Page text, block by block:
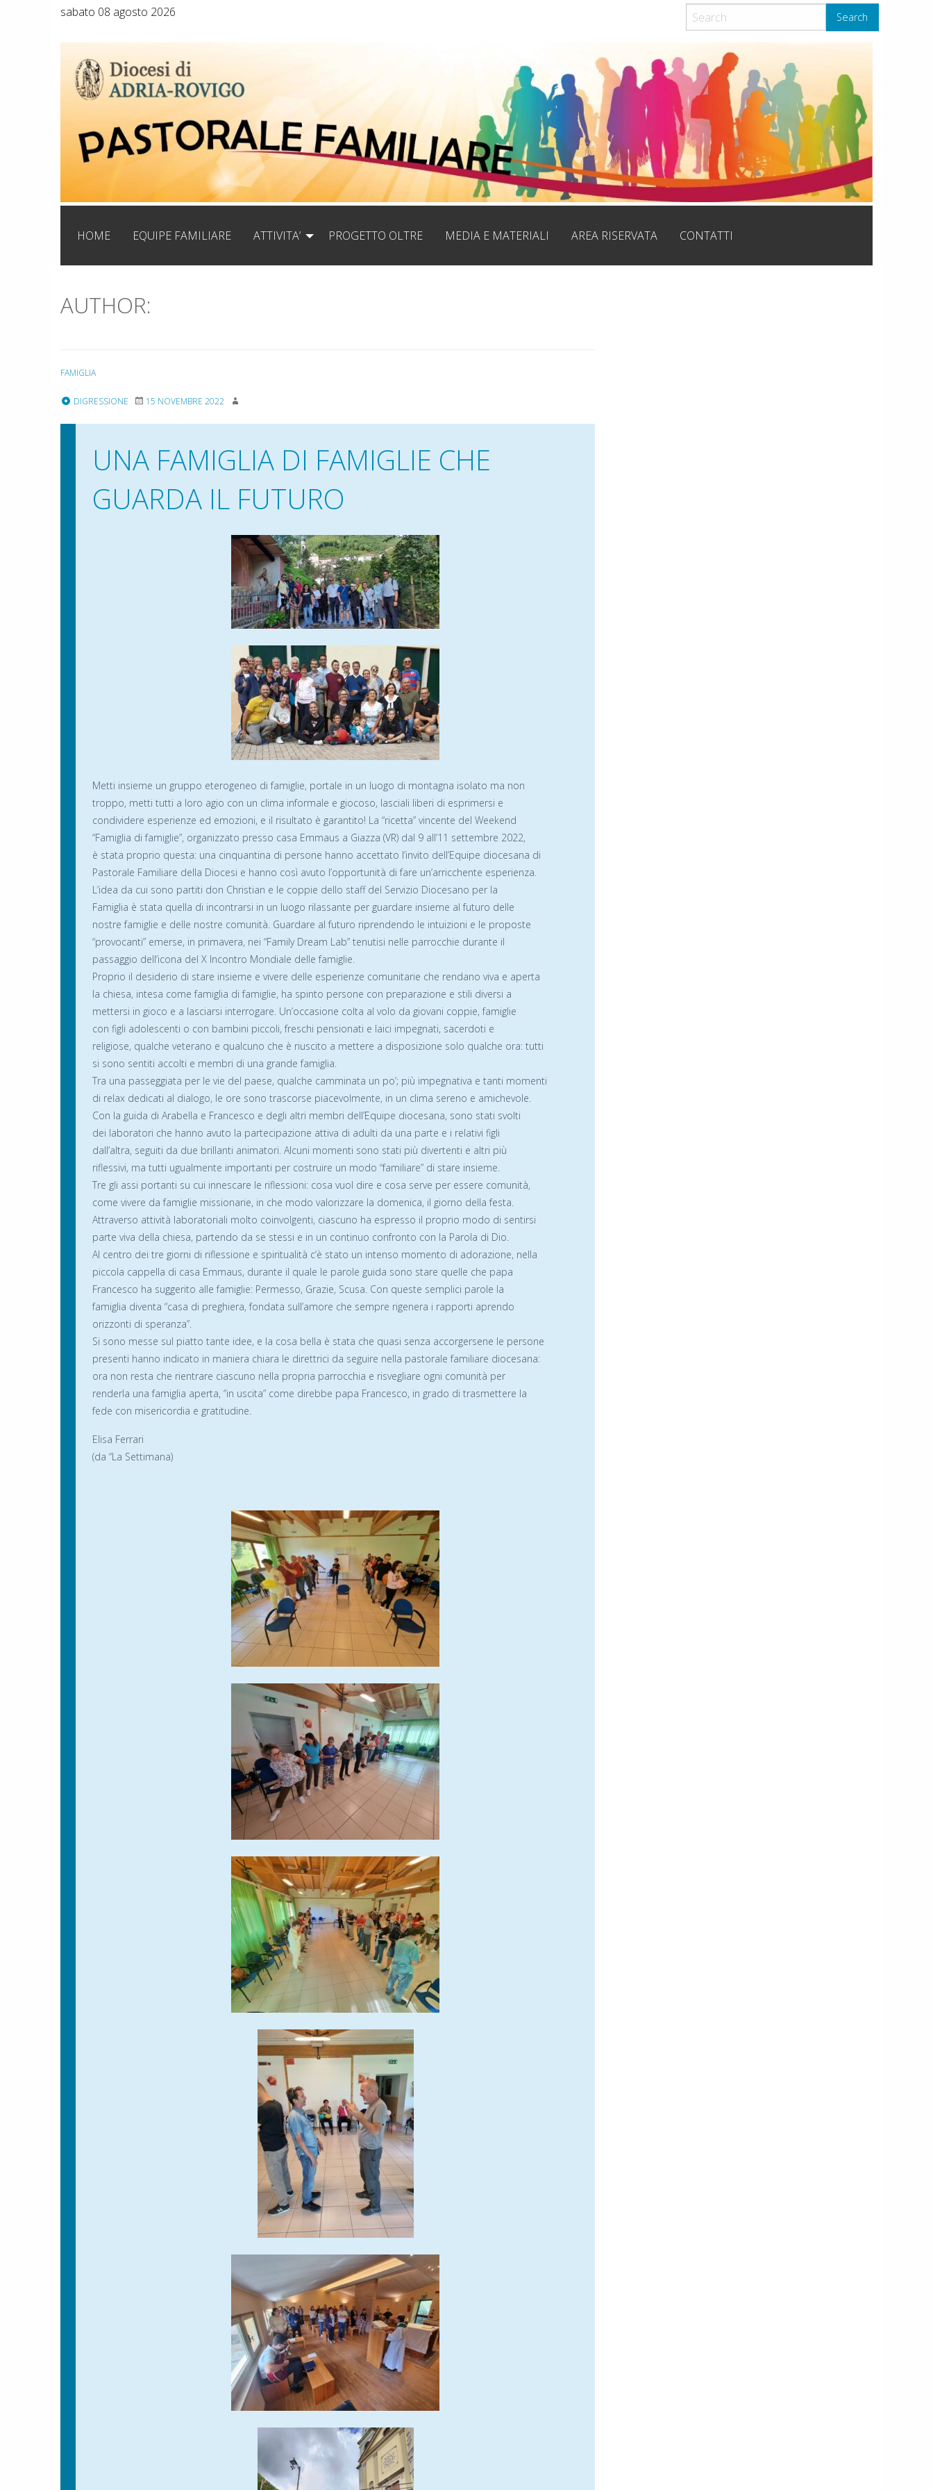
sabato 08 agosto 2026 Search
HOME EQUIPE FAMILIARE ATTIVITA’ PROGETTO OLTRE MEDIA E MATERIALI AREA RISERVATA CONTATTI
AUTHOR:
FAMIGLIA
DIGRESSIONE 15 NOVEMBRE 2022
UNA FAMIGLIA DI FAMIGLIE CHE
GUARDA IL FUTURO
Metti insieme un gruppo eterogeneo di famiglie, portale in un luogo di montagna isolato ma non
troppo, metti tutti a loro agio con un clima informale e giocoso, lasciali liberi di esprimersi e
condividere esperienze ed emozioni, e il risultato è garantito! La “ricetta” vincente del Weekend
“Famiglia di famiglie”, organizzato presso casa Emmaus a Giazza (VR) dal 9 all’11 settembre 2022,
è stata proprio questa: una cinquantina di persone hanno accettato l’invito dell’Equipe diocesana di
Pastorale Familiare della Diocesi e hanno così avuto l’opportunità di fare un’arricchente esperienza.
L’idea da cui sono partiti don Christian e le coppie dello staff del Servizio Diocesano per la
Famiglia è stata quella di incontrarsi in un luogo rilassante per guardare insieme al futuro delle
nostre famiglie e delle nostre comunità. Guardare al futuro riprendendo le intuizioni e le proposte
“provocanti” emerse, in primavera, nei “Family Dream Lab” tenutisi nelle parrocchie durante il
passaggio dell’icona del X Incontro Mondiale delle famiglie.
Proprio il desiderio di stare insieme e vivere delle esperienze comunitarie che rendano viva e aperta
la chiesa, intesa come famiglia di famiglie, ha spinto persone con preparazione e stili diversi a
mettersi in gioco e a lasciarsi interrogare. Un’occasione colta al volo da giovani coppie, famiglie
con figli adolescenti o con bambini piccoli, freschi pensionati e laici impegnati, sacerdoti e
religiose, qualche veterano e qualcuno che è riuscito a mettere a disposizione solo qualche ora: tutti
si sono sentiti accolti e membri di una grande famiglia.
Tra una passeggiata per le vie del paese, qualche camminata un po’; più impegnativa e tanti momenti
di relax dedicati al dialogo, le ore sono trascorse piacevolmente, in un clima sereno e amichevole.
Con la guida di Arabella e Francesco e degli altri membri dell’Equipe diocesana, sono stati svolti
dei laboratori che hanno avuto la partecipazione attiva di adulti da una parte e i relativi figli
dall’altra, seguiti da due brillanti animatori. Alcuni momenti sono stati più divertenti e altri più
riflessivi, ma tutti ugualmente importanti per costruire un modo “familiare” di stare insieme.
Tre gli assi portanti su cui innescare le riflessioni: cosa vuol dire e cosa serve per essere comunità,
come vivere da famiglie missionarie, in che modo valorizzare la domenica, il giorno della festa.
Attraverso attività laboratoriali molto coinvolgenti, ciascuno ha espresso il proprio modo di sentirsi
parte viva della chiesa, partendo da se stessi e in un continuo confronto con la Parola di Dio.
Al centro dei tre giorni di riflessione e spiritualità c’è stato un intenso momento di adorazione, nella
piccola cappella di casa Emmaus, durante il quale le parole guida sono stare quelle che papa
Francesco ha suggerito alle famiglie: Permesso, Grazie, Scusa. Con queste semplici parole la
famiglia diventa “casa di preghiera, fondata sull’amore che sempre rigenera i rapporti aprendo
orizzonti di speranza”.
Si sono messe sul piatto tante idee, e la cosa bella è stata che quasi senza accorgersene le persone
presenti hanno indicato in maniera chiara le direttrici da seguire nella pastorale familiare diocesana:
ora non resta che rientrare ciascuno nella propria parrocchia e risvegliare ogni comunità per
renderla una famiglia aperta, “in uscita” come direbbe papa Francesco, in grado di trasmettere la
fede con misericordia e gratitudine.
Elisa Ferrari
(da “La Settimana)